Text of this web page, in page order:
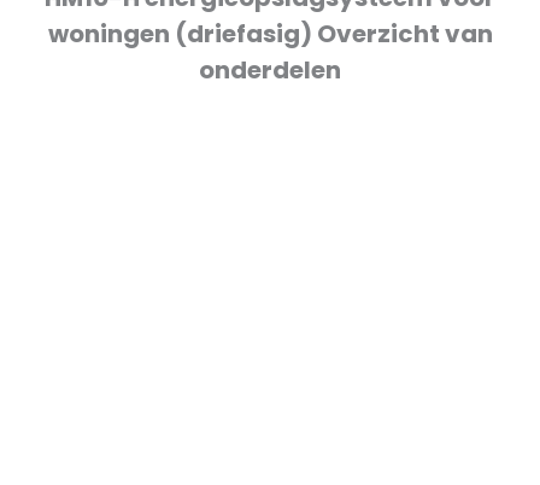
woningen (driefasig) Overzicht van
onderdelen